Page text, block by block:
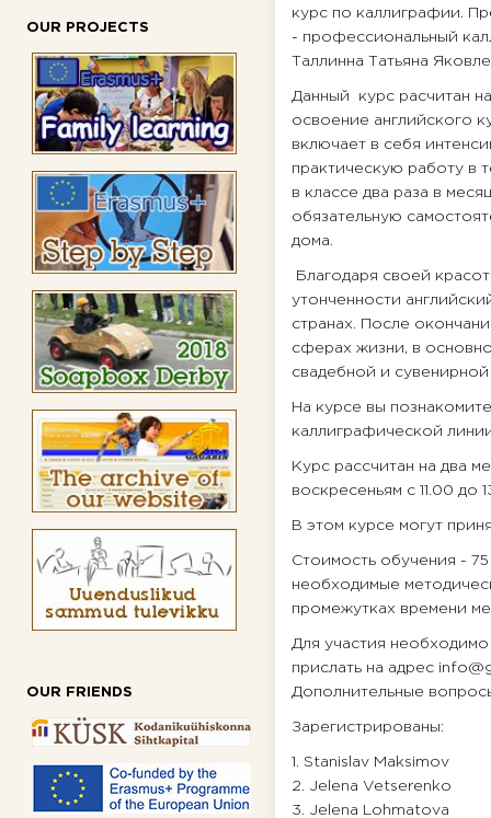
OUR PROJECTS
OUR FRIENDS
курс по каллиграфии.
- профессиональный
Таллинна Татьяна
Данный курс расчитан
освоение английского
включает в себя
практическую работу в
в классе два раза в
обязательную
дома.
Благодаря своей
утонченности
странах. После
сферах жизни, в
свадебной и
На курсе вы
каллиграфической
Курс рассчитан на два
воскресеньям с 11.00 до
В этом курсе могут
Стоимость обучения -
необходимые
промежутках времени
Для участия необходимо
прислать на адрес
Дополнительные
Зарегистрированы:
1. Stanislav Maksimov
2. Jelena Vetserenko
3. Jelena Lohmatova